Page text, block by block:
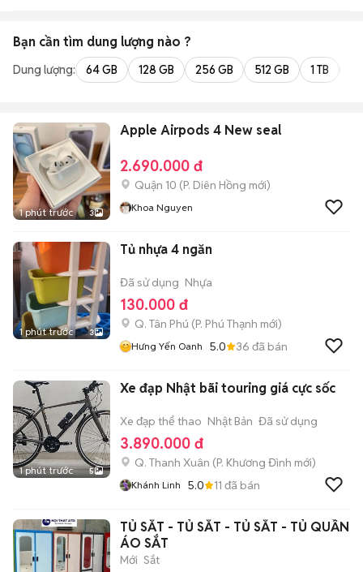
Bạn cần tìm dung lượng nào ?
Dung lượng: 64 GB 128 GB 256 GB 512 GB 1 TB
1 phút trước 3
Apple Airpods 4 New seal
2.690.000 đ
Quận 10 (P. Diên Hồng mới)
Khoa Nguyen
1 phút trước 3
Tủ nhựa 4 ngăn
Đã sử dụng Nhựa
130.000 đ
Q. Tân Phú (P. Phú Thạnh mới)
Hưng Yến Oanh 5.0 36 đã bán
1 phút trước 5
Xe đạp Nhật bãi touring giá cực sốc
Xe đạp thể thao Nhật Bản Đã sử dụng
3.890.000 đ
Q. Thanh Xuân (P. Khương Đình mới)
Khánh Linh 5.0 11 đã bán
TỦ SẮT - TỦ SẮT - TỦ SẮT - TỦ QUẦN
ÁO SẮT
Mới Sắt